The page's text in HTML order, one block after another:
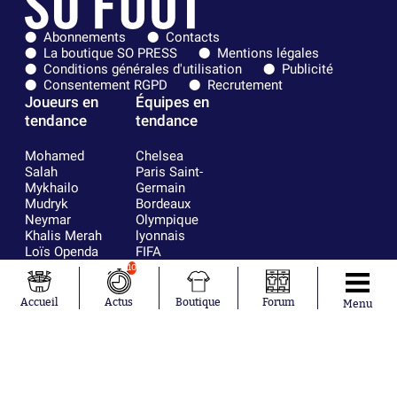
Abonnements
Contacts
La boutique SO PRESS
Mentions légales
Conditions générales d'utilisation
Publicité
Consentement RGPD
Recrutement
Joueurs en
tendance
Mohamed
Salah
Mykhailo
Mudryk
Neymar
Khalis Merah
Loïs Openda
Moussa
Niakhaté
Nicolás
Équipes en
tendance
Chelsea
Paris Saint-
Germain
Bordeaux
Olympique
lyonnais
FIFA
Real Madrid
RC Strasbourg
AC Milan
Accueil
10
Actus Boutique Forum Menu